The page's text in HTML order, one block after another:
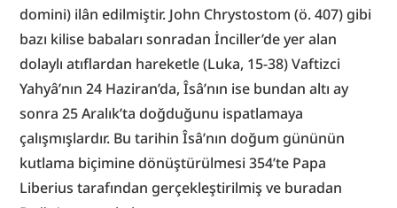
domini) ilân edilmiştir. John Chrystostom (ö. 407) gibi
bazı kilise babaları sonradan İnciller’de yer alan
dolaylı atıflardan hareketle (Luka, 15-38) Vaftizci
Yahyâ’nın 24 Haziran’da, Îsâ’nın ise bundan altı ay
sonra 25 Aralık’ta doğduğunu ispatlamaya
çalışmışlardır. Bu tarihin Îsâ’nın doğum gününün
kutlama biçimine dönüştürülmesi 354’te Papa
Liberius tarafından gerçekleştirilmiş ve buradan